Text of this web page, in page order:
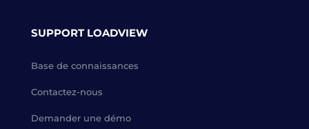
SUPPORT LOADVIEW
Base de connaissances
Contactez-nous
Demander une démo